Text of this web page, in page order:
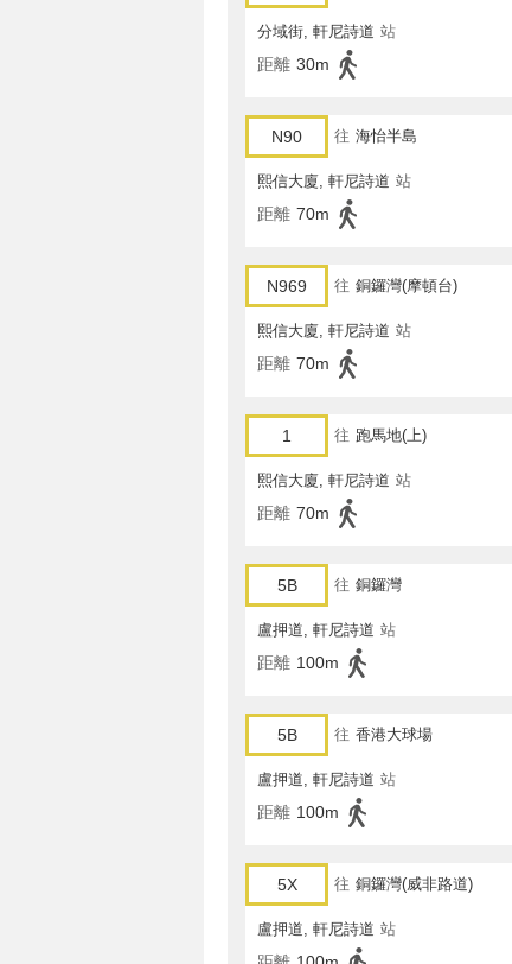
分域街, 軒尼詩道 站
距離 30m
N90 往 海怡半島
熙信大廈, 軒尼詩道 站
距離 70m
N969 往 銅鑼灣(摩頓台)
熙信大廈, 軒尼詩道 站
距離 70m
1 往 跑馬地(上)
熙信大廈, 軒尼詩道 站
距離 70m
5B 往 銅鑼灣
盧押道, 軒尼詩道 站
距離 100m
5B 往 香港大球場
盧押道, 軒尼詩道 站
距離 100m
5X 往 銅鑼灣(威非路道)
盧押道, 軒尼詩道 站